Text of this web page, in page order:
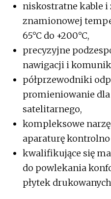
niskostratne kable i
znamionowej
65°C do +200°C,
precyzyjne
nawigacji i
półprzewodniki
promieniowanie
satelitarnego,
kompleksowe
aparaturę
kwalifikujące się
do powlekania
płytek